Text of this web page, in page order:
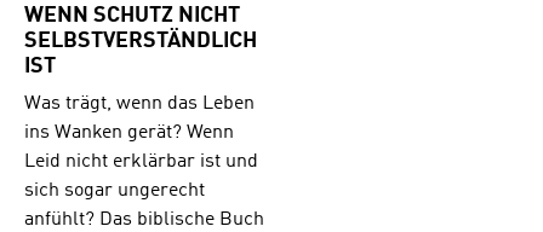
WENN SCHUTZ NICHT
SELBSTVERSTÄNDLICH
IST
Was trägt, wenn das Leben
ins Wanken gerät? Wenn
Leid nicht erklärbar ist und
sich sogar ungerecht
anfühlt? Das biblische Buch